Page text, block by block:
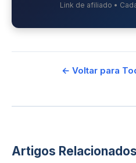
Link de afiliado •
← Voltar para
Artigos Relacionados